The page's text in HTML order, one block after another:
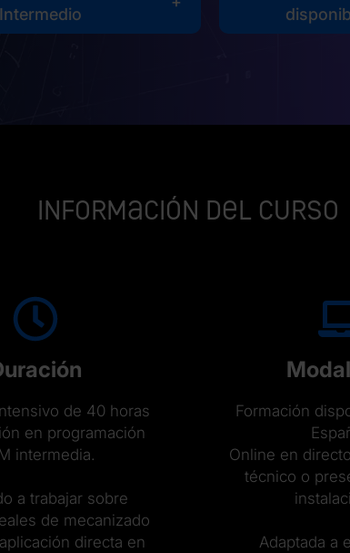
Intermedio
Información del curso
de 40 horas
en programación
intermedia.
a trabajar sobre
de mecanizado
directa en
Formación
Online en
técnico o
Adaptada a